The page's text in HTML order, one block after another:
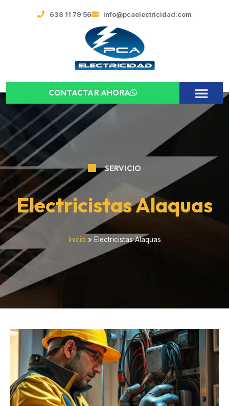
638 11 79 56 info@pcaelectricidad.com
CONTACTAR AHORA
SERVICIO
Electricistas Alaquas
Inicio » Electricistas Alaquas